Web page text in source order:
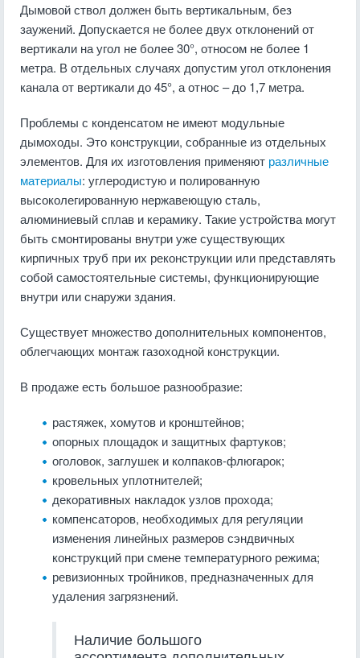
Дымовой ствол должен быть вертикальным, без
заужений. Допускается не более двух отклонений от
вертикали на угол не более 30°, относом не более 1
метра. В отдельных случаях допустим угол отклонения
канала от вертикали до 45°, а относ – до 1,7 метра.
Проблемы с конденсатом не имеют модульные
дымоходы. Это конструкции, собранные из отдельных
элементов. Для их изготовления применяют различные
материалы: углеродистую и полированную
высоколегированную нержавеющую сталь,
алюминиевый сплав и керамику. Такие устройства могут
быть смонтированы внутри уже существующих
кирпичных труб при их реконструкции или представлять
собой самостоятельные системы, функционирующие
внутри или снаружи здания.
Существует множество дополнительных компонентов,
облегчающих монтаж газоходной конструкции.
В продаже есть большое разнообразие:
растяжек, хомутов и кронштейнов;
опорных площадок и защитных фартуков;
оголовок, заглушек и колпаков-флюгарок;
кровельных уплотнителей;
декоративных накладок узлов прохода;
компенсаторов, необходимых для регуляции
изменения линейных размеров сэндвичных
конструкций при смене температурного режима;
ревизионных тройников, предназначенных для
удаления загрязнений.
Наличие большого